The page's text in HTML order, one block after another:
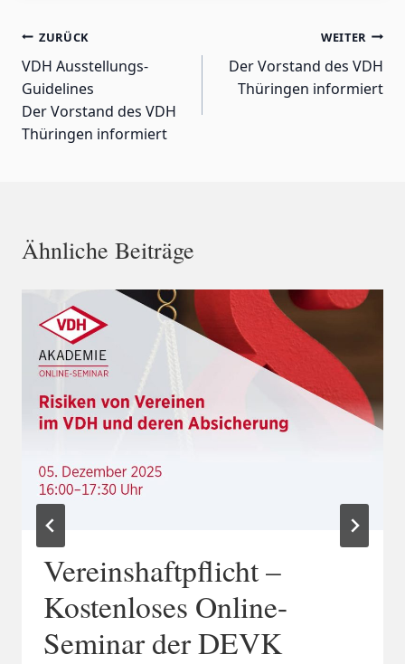
e
b
o
o
k
p
p k
Beitragsnavigation
ZURÜCK
VDH Ausstellungs-
Guidelines
Der Vorstand des VDH
Thüringen informiert
WEITER
Der Vorstand des VDH
Thüringen informiert
Ähnliche Beiträge
Vereinshaftpflicht –
Kostenloses Online-
Seminar der DEVK